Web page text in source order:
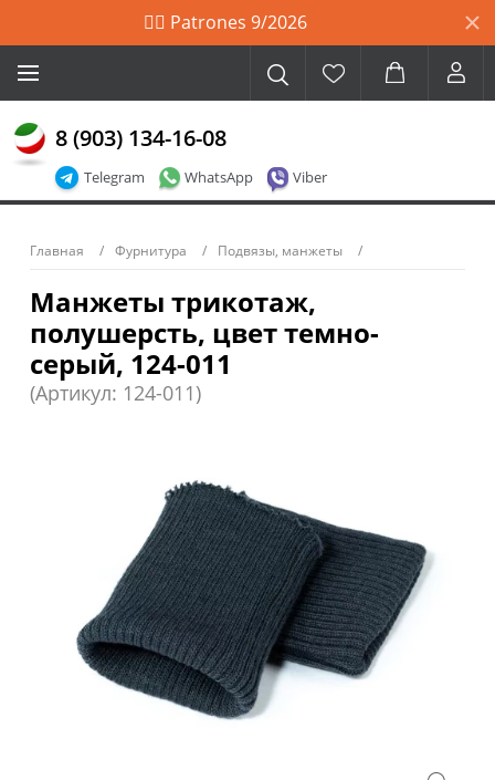
🙋‍♀️ Patrones 9/2026
Telegram WhatsApp Viber
8 (903) 134-16-08
Главная Фурнитура Подвязы, манжеты
Манжеты трикотаж,
полушерсть, цвет темно-
серый, 124-011
(Артикул: 124-011)